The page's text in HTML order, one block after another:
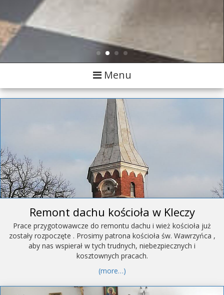
Toggle
navigation
Menu
Remont dachu kościoła w Kleczy
Prace przygotowawcze do remontu dachu i wież kościoła już
zostały rozpoczęte . Prosimy patrona kościoła św. Wawrzyńca ,
aby nas wspierał w tych trudnych, niebezpiecznych i
kosztownych pracach.
(more…)